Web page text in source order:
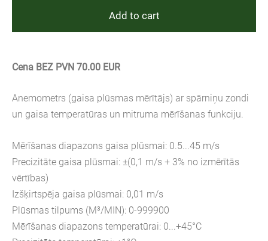
Add to cart
Cena BEZ PVN 70.00 EUR
Anemometrs (gaisa plūsmas mērītājs) ar spārniņu zondi
un gaisa temperatūras un mitruma mērīšanas funkciju.
Mērīšanas diapazons gaisa plūsmai: 0.5...45 m/s
Precizitāte gaisa plūsmai: ±(0,1 m/s + 3% no izmērītās
vērtības)
Izšķirtspēja gaisa plūsmai: 0,01 m/s
Plūsmas tilpums (M³/MIN): 0-999900
Mērīšanas diapazons temperatūrai: 0...+45°C